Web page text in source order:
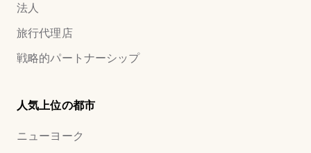
法人
旅行代理店
戦略的パートナーシップ
人気上位の都市
ニューヨーク